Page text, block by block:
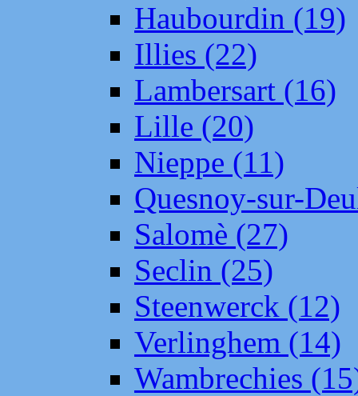
Haubourdin (19)
Illies (22)
Lambersart (16)
Lille (20)
Nieppe (11)
Quesnoy-sur-
Salomè (27)
Seclin (25)
Steenwerck (12)
Verlinghem (14)
Wambrechies